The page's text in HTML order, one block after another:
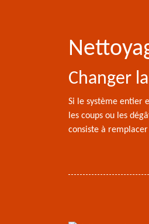
Changer
Si le système entier
les coups ou les
consiste à